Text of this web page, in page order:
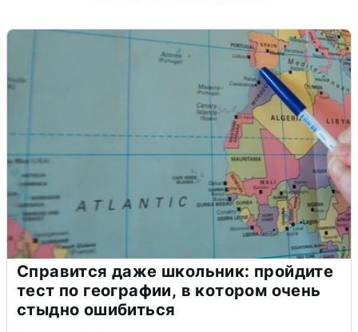
Справится даже школьник: пройдите
тест по географии, в котором очень
стыдно ошибиться